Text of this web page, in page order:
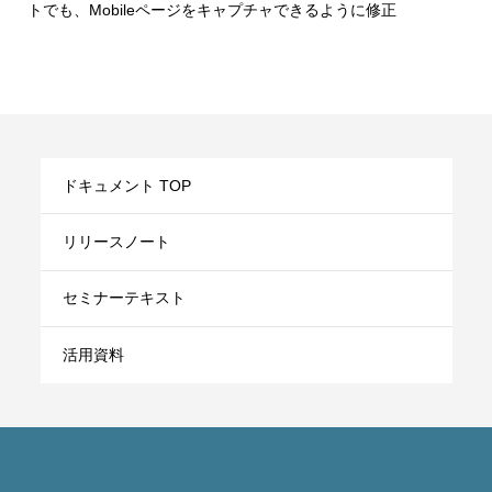
トでも、Mobileページをキャプチャできるように修正
ドキュメント TOP
リリースノート
セミナーテキスト
活用資料